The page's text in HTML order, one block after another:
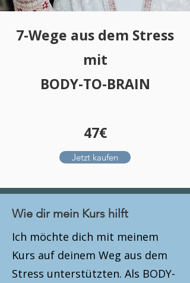
7-Wege aus dem Stress
mit
BODY-TO-BRAIN
47€
Jetzt kaufen
Wie dir mein Kurs hilft
Ich möchte dich mit meinem
Kurs auf deinem Weg aus dem
Stress unterstützten. Als BODY-